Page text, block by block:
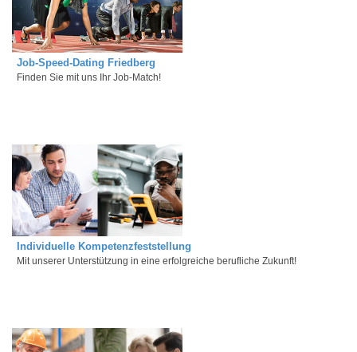
Job-Speed-Dating Friedberg
Finden Sie mit uns Ihr Job-Match!
Individuelle Kompetenzfeststellung
Mit unserer Unterstützung in eine erfolgreiche berufliche Zukunft!